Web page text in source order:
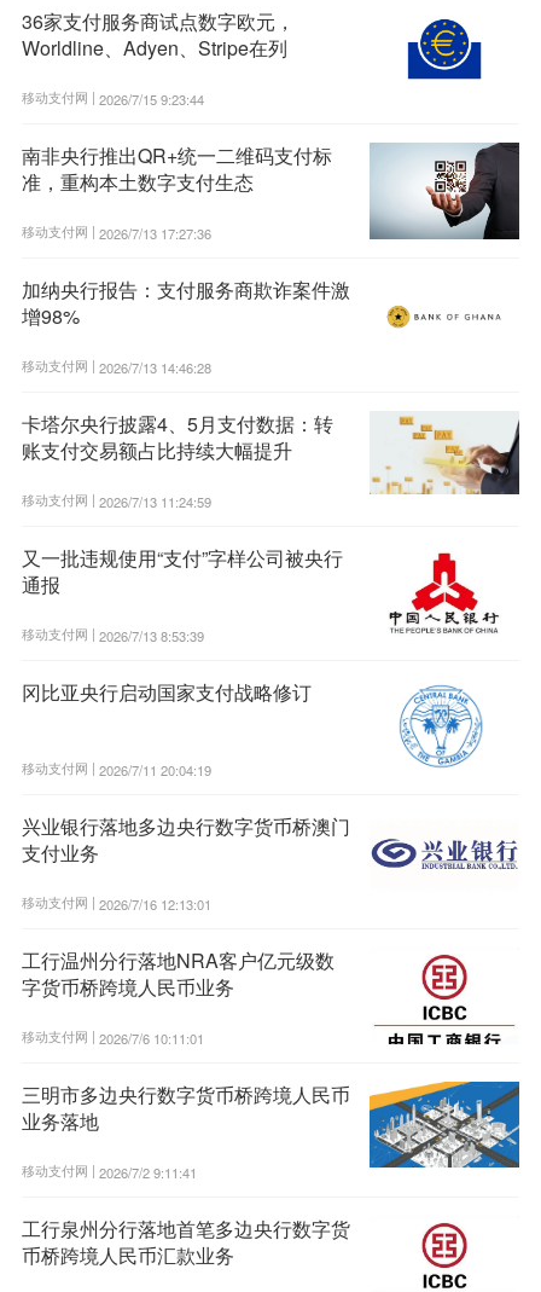
36家支付服务商试点数字欧元，
Worldline、Adyen、Stripe在列
移动支付网 | 2026/7/15 9:23:44
南非央行推出QR+统一二维码支付标
准，重构本土数字支付生态
移动支付网 | 2026/7/13 17:27:36
加纳央行报告：支付服务商欺诈案件激
增98%
移动支付网 | 2026/7/13 14:46:28
卡塔尔央行披露4、5月支付数据：转
账支付交易额占比持续大幅提升
移动支付网 | 2026/7/13 11:24:59
又一批违规使用“支付”字样公司被央行
通报
移动支付网 | 2026/7/13 8:53:39
冈比亚央行启动国家支付战略修订
移动支付网 | 2026/7/11 20:04:19
兴业银行落地多边央行数字货币桥澳门
支付业务
移动支付网 | 2026/7/16 12:13:01
工行温州分行落地NRA客户亿元级数
字货币桥跨境人民币业务
移动支付网 | 2026/7/6 10:11:01
三明市多边央行数字货币桥跨境人民币
业务落地
移动支付网 | 2026/7/2 9:11:41
工行泉州分行落地首笔多边央行数字货
币桥跨境人民币汇款业务